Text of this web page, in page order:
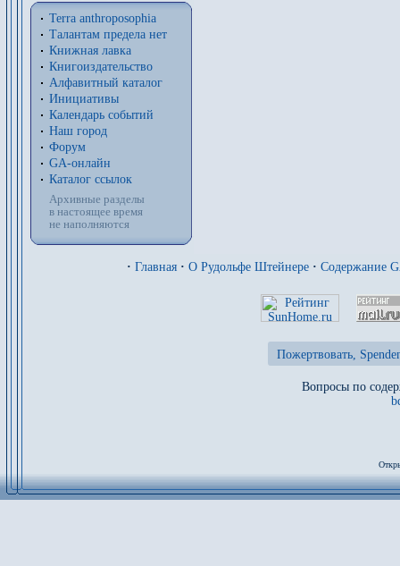
Terra anthroposophia
Талантам предела нет
Книжная лавка
Книгоиздательство
Алфавитный каталог
Инициативы
Календарь событий
Наш город
Форум
GA-онлайн
Каталог ссылок
Архивные разделы
в настоящее время
не наполняются
· Главная · О Рудольфе Штейнере · Содержание
Пожертвовать,
Вопросы по